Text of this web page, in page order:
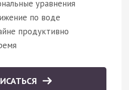
уравнения
по воде
продуктивно